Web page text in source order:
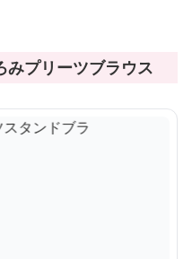
みプリーツブラウス